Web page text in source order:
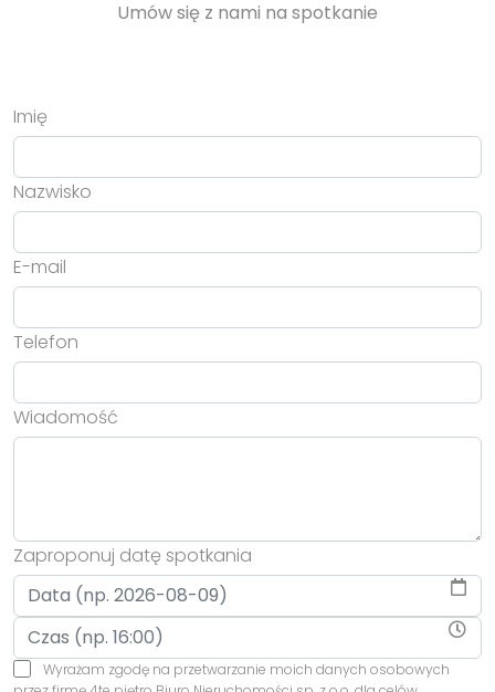
Umów się z nami na spotkanie
Imię
Nazwisko
E-mail
Telefon
Wiadomość
Zaproponuj datę spotkania
Wyrażam zgodę na przetwarzanie moich danych osobowych